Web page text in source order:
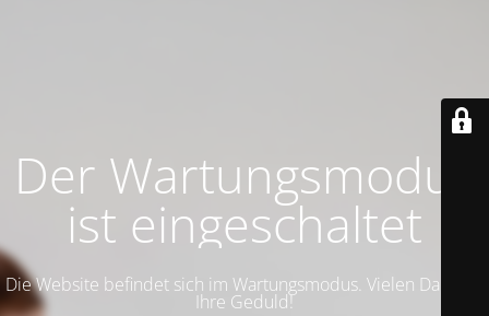
Der Wartungsmodus
ist eingeschaltet
Die Website befindet sich im Wartungsmodus. Vielen Dank für
Ihre Geduld!